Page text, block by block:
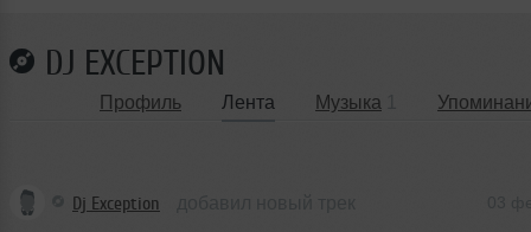
DJ EXCEPTION
Профиль Лента Музыка
Dj Exception